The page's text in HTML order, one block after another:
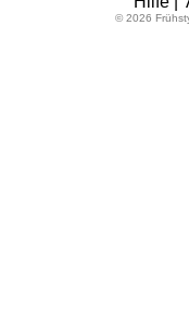
© 2026